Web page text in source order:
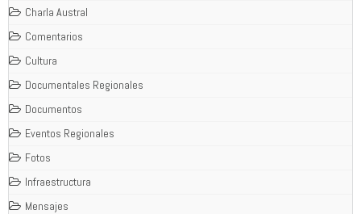
Charla Austral
Comentarios
Cultura
Documentales Regionales
Documentos
Eventos Regionales
Fotos
Infraestructura
Mensajes